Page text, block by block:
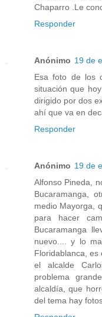
Chaparro .Le
Responder
Anónimo 19 de
Esa foto de los
situación que
dirigido por dos
ahí que va en
Responder
Anónimo 19 de
Alfonso Pineda,
Bucaramanga,
medio Mayorga,
para hacer
Bucaramanga
nuevo.... y lo
Floridablanca, es
el alcalde
problema
alcaldía, que
del tema hay